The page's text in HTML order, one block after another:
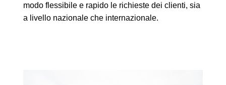
modo flessibile e rapido le richieste dei clienti, sia
a livello nazionale che internazionale.